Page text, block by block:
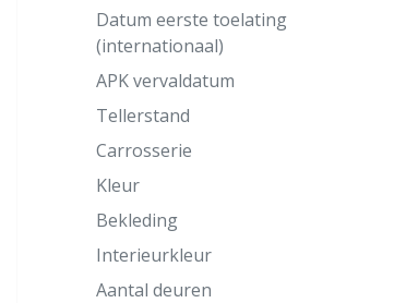
Datum eerste toelating
(internationaal)
APK vervaldatum
Tellerstand
Carrosserie
Kleur
Bekleding
Interieurkleur
Aantal deuren